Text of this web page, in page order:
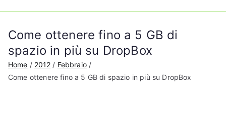
Come ottenere fino a 5 GB di
spazio in più su DropBox
Home 2012
Febbraio
Come ottenere fino a 5 GB di spazio in più su DropBox